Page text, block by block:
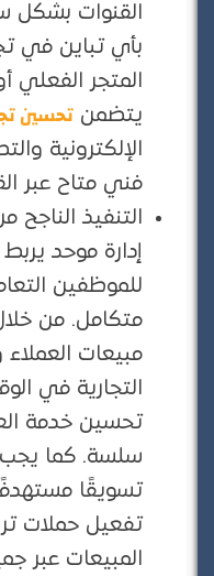
القنوات بشكل
بأي تباين في
المتجر الفعلي
يتضمنتحسين
الإلكترونية
فني متاح عبر
التنفيذ الناجح
إدارة موحد يربط
للموظفين
متكامل. من
مبيعات العملاء
التجارية في
تحسين خدمة
سلسة. كما يجب
تسويقًا مستهدفًا
تفعيل حملات
المبيعات عبر